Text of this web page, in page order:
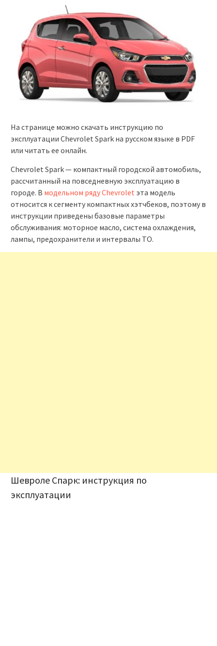
На странице можно скачать инструкцию по
эксплуатации Chevrolet Spark на русском языке в PDF
или читать ее онлайн.
Chevrolet Spark — компактный городской автомобиль,
рассчитанный на повседневную эксплуатацию в
городе. В модельном ряду Chevrolet эта модель
относится к сегменту компактных хэтчбеков, поэтому в
инструкции приведены базовые параметры
обслуживания: моторное масло, система охлаждения,
лампы, предохранители и интервалы ТО.
Шевроле Спарк: инструкция по
эксплуатации